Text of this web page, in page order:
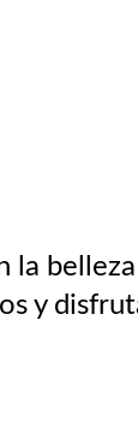
la
y